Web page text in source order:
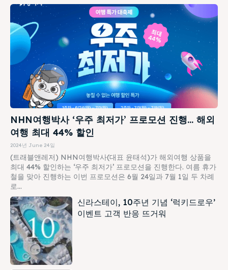
NHN여행박사 ‘우주 최저가’ 프로모션 진행… 해외
여행 최대 44% 할인
2024년 June 24일
(트래블앤레저) NHN여행박사(대표 윤태석)가 해외여행 상품을
최대 44% 할인하는 ‘우주 최저가’ 프로모션을 진행한다. 여름 휴가
철을 맞아 진행하는 이번 프로모션은 6월 24일과 7월 1일 두 차례
로...
신라스테이, 10주년 기념 ‘럭키드로우’
이벤트 고객 반응 뜨거워